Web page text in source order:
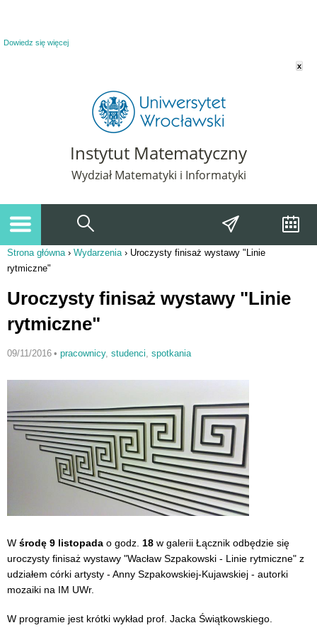
Dowiedz się więcej
x
Instytut Matematyczny
Wydział Matematyki i Informatyki
Jesteś tutaj
Strona główna› Wydarzenia› Uroczysty finisaż wystawy "Linie
rytmiczne"
Uroczysty finisaż wystawy "Linie
rytmiczne"
09/11/2016 • pracownicy, studenci, spotkania
W środę 9 listopada o godz. 18 w galerii Łącznik odbędzie się
uroczysty finisaż wystawy "Wacław Szpakowski - Linie rytmiczne" z
udziałem córki artysty - Anny Szpakowskiej-Kujawskiej - autorki
mozaiki na IM UWr.
W programie jest krótki wykład prof. Jacka Świątkowskiego.